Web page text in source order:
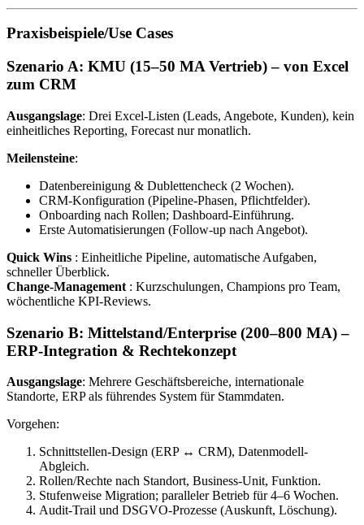
Praxisbeispiele/Use Cases
Szenario A: KMU (15–50 MA Vertrieb) – von Excel
zum CRM
Ausgangslage: Drei Excel-Listen (Leads, Angebote, Kunden), kein
einheitliches Reporting, Forecast nur monatlich.
Meilensteine:
Datenbereinigung & Dublettencheck (2 Wochen).
CRM-Konfiguration (Pipeline-Phasen, Pflichtfelder).
Onboarding nach Rollen; Dashboard-Einführung.
Erste Automatisierungen (Follow-up nach Angebot).
Quick Wins : Einheitliche Pipeline, automatische Aufgaben,
schneller Überblick.
Change-Management : Kurzschulungen, Champions pro Team,
wöchentliche KPI-Reviews.
Szenario B: Mittelstand/Enterprise (200–800 MA) –
ERP-Integration & Rechtekonzept
Ausgangslage: Mehrere Geschäftsbereiche, internationale
Standorte, ERP als führendes System für Stammdaten.
Vorgehen:
Schnittstellen-Design (ERP ↔ CRM), Datenmodell-
Abgleich.
Rollen/Rechte nach Standort, Business-Unit, Funktion.
Stufenweise Migration; paralleler Betrieb für 4–6 Wochen.
Audit-Trail und DSGVO-Prozesse (Auskunft, Löschung).